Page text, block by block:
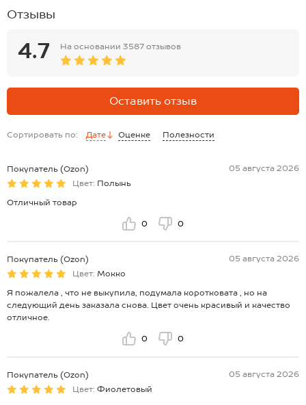
Отзывы
4.7 На основании 3587 отзывов
Оставить отзыв
Сортировать по: Дате Оценке Полезности
Покупатель (Ozon)
05 августа 2026
Цвет: Полынь
Отличный товар
0 0
Покупатель (Ozon)
05 августа 2026
Цвет: Мокко
Я пожалела , что не выкупила, подумала коротковата , но на
следующий день заказала снова. Цвет очень красивый и качество
отличное.
0 0
Покупатель (Ozon)
05 августа 2026
Цвет: Фиолетовый